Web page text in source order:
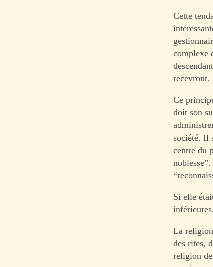
Cette
complexe
recevront.
Ce
doit son
société. Il
centre du
Si elle
La
des rites,
religion